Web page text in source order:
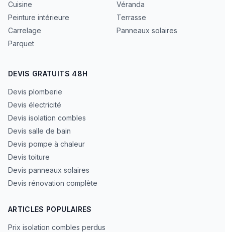
Cuisine
Peinture intérieure
Carrelage
Parquet
Véranda
Terrasse
Panneaux solaires
DEVIS GRATUITS 48H
Devis plomberie
Devis électricité
Devis isolation combles
Devis salle de bain
Devis pompe à chaleur
Devis toiture
Devis panneaux solaires
Devis rénovation complète
ARTICLES POPULAIRES
Prix isolation combles perdus